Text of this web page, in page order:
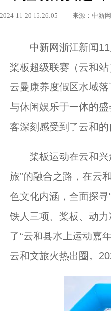
2024-11-20 16:26:05 来源：中新
中新网浙江新闻11
桨板超级联赛（云和
云曼康养度假区水域
与休闲娱乐于一体的
客深刻感受到了云和的
桨板运动在云和兴
旅”的融合之路，在云
色文化内涵，全面探
铁人三项、桨板、动
了“云和县水上运动嘉
云和文旅火热出圈。